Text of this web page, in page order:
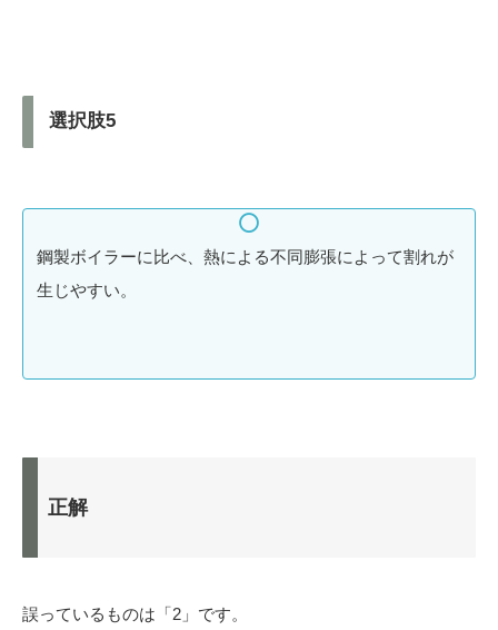
選択肢5
鋼製ボイラーに比べ、熱による不同膨張によって割れが
生じやすい。
正解
誤っているものは「2」です。